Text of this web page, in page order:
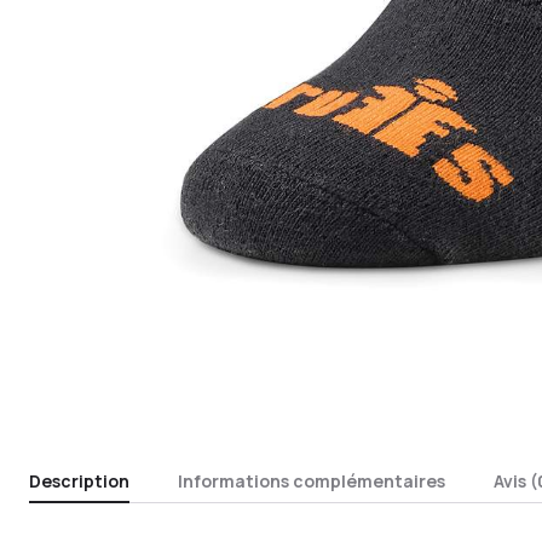
Description Informations complémentaires Avis